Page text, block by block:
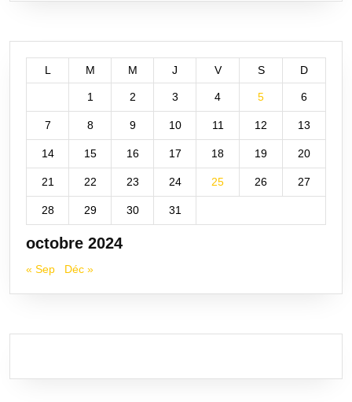
octobre 2024
L M M J V S D
1 2 3 4 5 6
7 8 9 10 11 12 13
14 15 16 17 18 19 20
21 22 23 24 25 26 27
28 29 30 31
« Sep Déc »